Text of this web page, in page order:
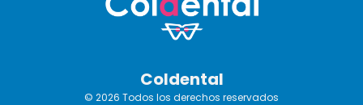
Coldental
© 2026 Todos los derechos reservados